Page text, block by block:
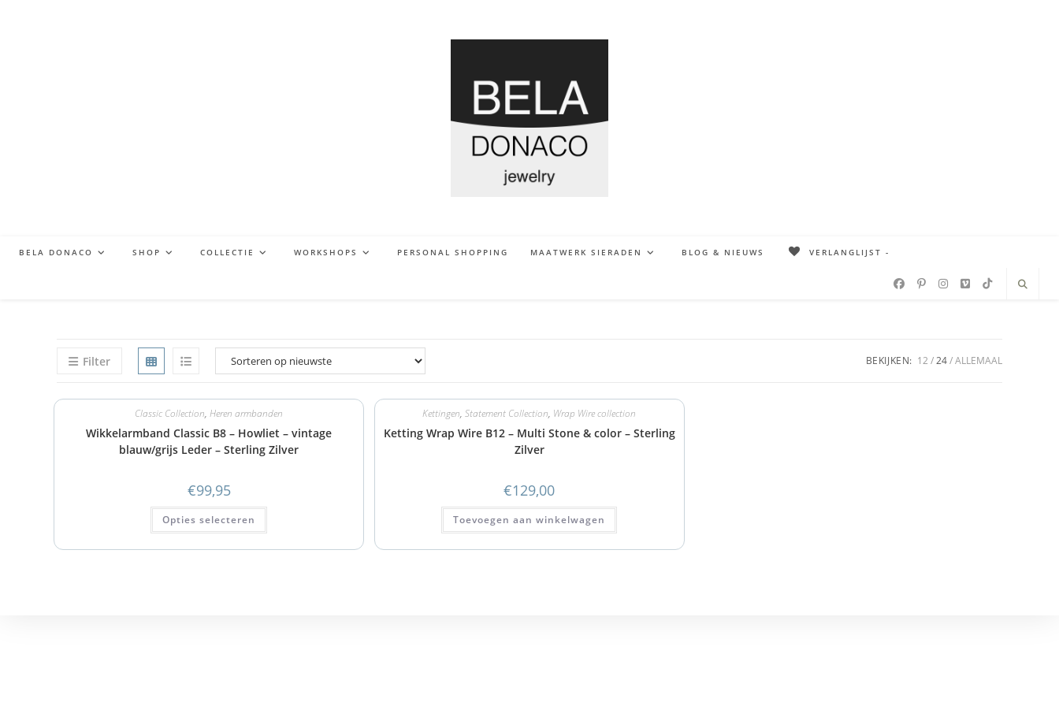
BELA DONACO SHOP COLLECTIE WORKSHOPS PERSONAL SHOPPING MAATWERK SIERADEN BLOG & NIEUWS VERLANGLIJST -
Filter BEKIJKEN: 12 24 ALLEMAAL
Classic Collection,Heren armbanden
Wikkelarmband Classic B8 – Howliet – vintage
blauw/grijs Leder – Sterling Zilver
€99,95
Opties selecteren
Kettingen,Statement Collection, Wrap Wire collection
Ketting Wrap Wire B12 – Multi Stone & color – Sterling
Zilver
€129,00
Toevoegen aan winkelwagen